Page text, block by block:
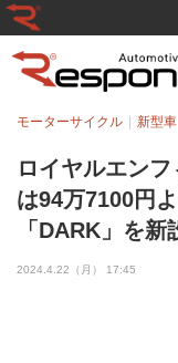
ロイヤルエン
は94万7100円
「DARK」を
モーターサイクル 新型車
2024.4.22（月） 17:45